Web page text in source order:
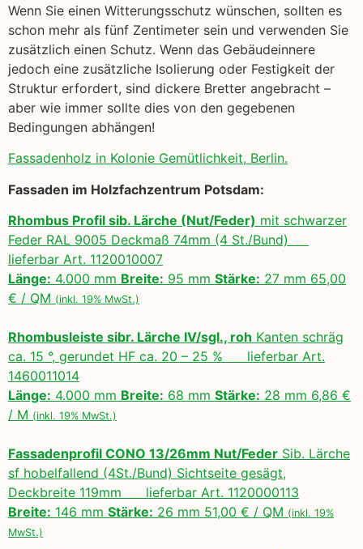
Wenn Sie einen Witterungsschutz wünschen, sollten es
schon mehr als fünf Zentimeter sein und verwenden Sie
zusätzlich einen Schutz. Wenn das Gebäudeinnere
jedoch eine zusätzliche Isolierung oder Festigkeit der
Struktur erfordert, sind dickere Bretter angebracht –
aber wie immer sollte dies von den gegebenen
Bedingungen abhängen!
Fassadenholz in Kolonie Gemütlichkeit, Berlin.
Fassaden im Holzfachzentrum Potsdam:
Rhombus Profil sib. Lärche (Nut/Feder) mit schwarzer
Feder RAL 9005 Deckmaß 74mm (4 St./Bund)
lieferbar Art. 1120010007
Länge: 4.000 mm Breite: 95 mm Stärke: 27 mm 65,00
€ / QM (inkl. 19% MwSt.)
Rhombusleiste sibr. Lärche IV/sgl., roh Kanten schräg
ca. 15 °, gerundet HF ca. 20 – 25 % lieferbar Art.
1460011014
Länge: 4.000 mm Breite: 68 mm Stärke: 28 mm 6,86 €
/ M (inkl. 19% MwSt.)
Fassadenprofil CONO 13/26mm Nut/Feder Sib. Lärche
sf hobelfallend (4St./Bund) Sichtseite gesägt,
Deckbreite 119mm lieferbar Art. 1120000113
Breite: 146 mm Stärke: 26 mm 51,00 € / QM (inkl. 19%
MwSt.)